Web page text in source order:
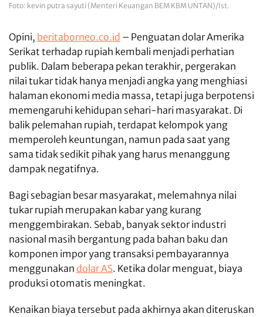
Foto: kevin putra sayuti (Menteri Keuangan BEM KBM UNTAN)/Ist.
Opini, beritaborneo.co.id – Penguatan dolar Amerika
Serikat terhadap rupiah kembali menjadi perhatian
publik. Dalam beberapa pekan terakhir, pergerakan
nilai tukar tidak hanya menjadi angka yang menghiasi
halaman ekonomi media massa, tetapi juga berpotensi
memengaruhi kehidupan sehari-hari masyarakat. Di
balik pelemahan rupiah, terdapat kelompok yang
memperoleh keuntungan, namun pada saat yang
sama tidak sedikit pihak yang harus menanggung
dampak negatifnya.
Bagi sebagian besar masyarakat, melemahnya nilai
tukar rupiah merupakan kabar yang kurang
menggembirakan. Sebab, banyak sektor industri
nasional masih bergantung pada bahan baku dan
komponen impor yang transaksi pembayarannya
menggunakan dolar AS. Ketika dolar menguat, biaya
produksi otomatis meningkat.
Kenaikan biaya tersebut pada akhirnya akan diteruskan